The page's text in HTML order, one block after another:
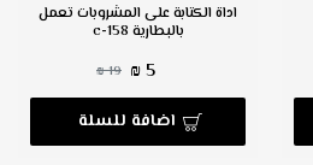
اداة الكتابة على المشروبات تعمل
بالبطارية c-158
5 ₪
19 ₪
اضافة للسلة